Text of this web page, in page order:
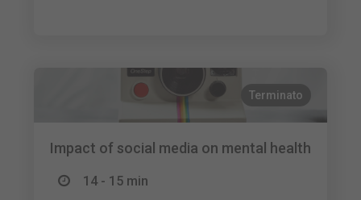
Terminato
Impact of social media on mental health
14 - 15 min